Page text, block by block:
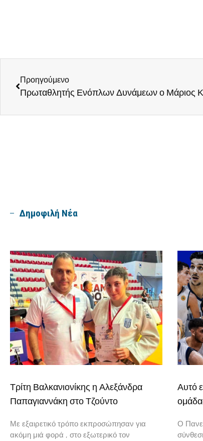
Προηγούμενο
Πρωταθλητής Ενόπλων Δυνάμεων ο Μάριος
Δημοφιλή Νέα
Τρίτη Βαλκανιονίκης η Αλεξάνδρα
Παπαγιαννάκη στο Τζούντο
Με εξαιρετικό τρόπο εκπροσώπησαν για
ακόμη μιά φορά , στο εξωτερικό τον
Αυτό
Ο